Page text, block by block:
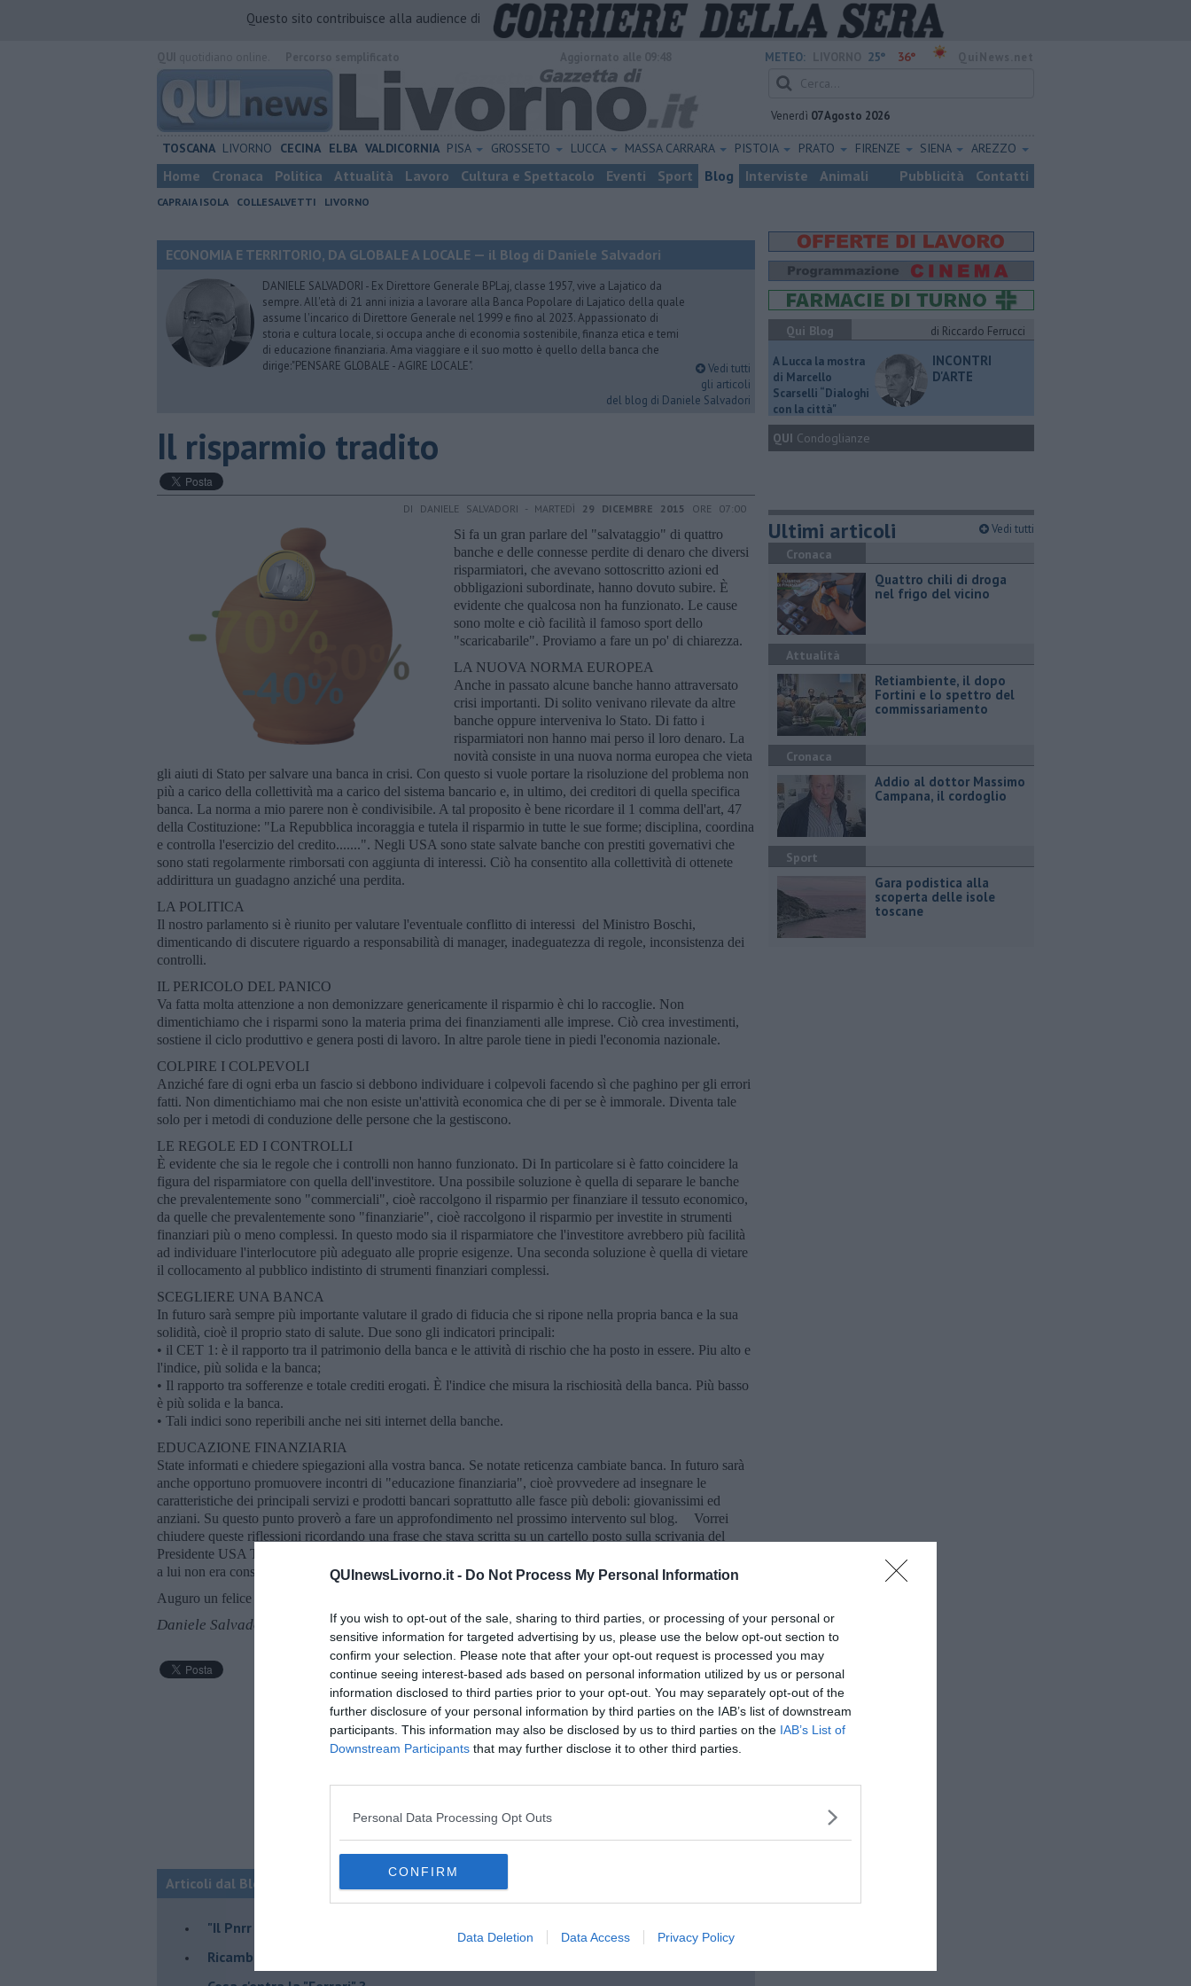
QUInewsLivorno.it - Do Not Process My Personal Information
If you wish to opt-out of the sale, sharing to third parties, or processing of your personal or
sensitive information for targeted advertising by us, please use the below opt-out section to
confirm your selection. Please note that after your opt-out request is processed you may
continue seeing interest-based ads based on personal information utilized by us or personal
information disclosed to third parties prior to your opt-out. You may separately opt-out of the
further disclosure of your personal information by third parties on the IAB’s list of downstream
participants. This information may also be disclosed by us to third parties on the IAB’s List of
Downstream Participants that may further disclose it to other third parties.
Personal Data Processing Opt Outs
CONFIRM
Data Deletion Data Access Privacy Policy
Questo sito contribuisce alla audience di
METEO: 25° 36°
Venerdì 07 Agosto 2026
TOSCANA LIVORNO CECINA ELBA VALDICORNIA PISA GROSSETO LUCCA MASSA CARRARA PISTOIA PRATO FIRENZE SIENA AREZZO
Home Cronaca Politica Attualità Lavoro Cultura e Spettacolo Eventi Sport Blog Interviste Animali Pubblicità Contatti
CAPRAIA ISOLA COLLESALVETTI LIVORNO
ECONOMIA E TERRITORIO, DA GLOBALE A LOCALE — il Blog di Daniele Salvadori
DANIELE SALVADORI - Ex Direttore Generale BPLaj, classe 1957, vive a Lajatico da
sempre. All'età di 21 anni inizia a lavorare alla Banca Popolare di Lajatico della quale
assume l'incarico di Direttore Generale nel 1999 e fino al 2023. Appassionato di
storia e cultura locale, si occupa anche di economia sostenibile, finanza etica e temi
di educazione finanziaria. Ama viaggiare e il suo motto è quello della banca che
dirige:"PENSARE GLOBALE - AGIRE LOCALE".
Vedi tutti
gli articoli
del blog di Daniele Salvadori
Il risparmio tradito
DI DANIELE SALVADORI - MARTEDÌ 29 DICEMBRE 2015 ORE 07:00
Si fa un gran parlare del "salvataggio" di quattro
banche e delle connesse perdite di denaro che diversi
risparmiatori, che avevano sottoscritto azioni ed
obbligazioni subordinate, hanno dovuto subire. È
evidente che qualcosa non ha funzionato. Le cause
sono molte e ciò facilità il famoso sport dello
"scaricabarile". Proviamo a fare un po' di chiarezza.
LA NUOVA NORMA EUROPEA
Anche in passato alcune banche hanno attraversato
crisi importanti. Di solito venivano rilevate da altre
banche oppure interveniva lo Stato. Di fatto i
risparmiatori non hanno mai perso il loro denaro. La
novità consiste in una nuova norma europea che vieta
gli aiuti di Stato per salvare una banca in crisi. Con questo si vuole portare la risoluzione del problema non
più a carico della collettività ma a carico del sistema bancario e, in ultimo, dei creditori di quella specifica
banca. La norma a mio parere non è condivisibile. A tal proposito è bene ricordare il 1 comma dell'art, 47
della Costituzione: "La Repubblica incoraggia e tutela il risparmio in tutte le sue forme; disciplina, coordina
e controlla l'esercizio del credito.......". Negli USA sono state salvate banche con prestiti governativi che
sono stati regolarmente rimborsati con aggiunta di interessi. Ciò ha consentito alla collettività di ottenete
addirittura un guadagno anziché una perdita.
LA POLITICA
Il nostro parlamento si è riunito per valutare l'eventuale conflitto di interessi del Ministro Boschi,
dimenticando di discutere riguardo a responsabilità di manager, inadeguatezza di regole, inconsistenza dei
controlli.
IL PERICOLO DEL PANICO
Va fatta molta attenzione a non demonizzare genericamente il risparmio è chi lo raccoglie. Non
dimentichiamo che i risparmi sono la materia prima dei finanziamenti alle imprese. Ciò crea investimenti,
sostiene il ciclo produttivo e genera posti di lavoro. In altre parole tiene in piedi l'economia nazionale.
COLPIRE I COLPEVOLI
Anziché fare di ogni erba un fascio si debbono individuare i colpevoli facendo sì che paghino per gli errori
fatti. Non dimentichiamo mai che non esiste un'attività economica che di per se è immorale. Diventa tale
solo per i metodi di conduzione delle persone che la gestiscono.
LE REGOLE ED I CONTROLLI
È evidente che sia le regole che i controlli non hanno funzionato. Di In particolare si è fatto coincidere la
figura del risparmiatore con quella dell'investitore. Una possibile soluzione è quella di separare le banche
che prevalentemente sono "commerciali", cioè raccolgono il risparmio per finanziare il tessuto economico,
da quelle che prevalentemente sono "finanziarie", cioè raccolgono il risparmio per investite in strumenti
finanziari più o meno complessi. In questo modo sia il risparmiatore che l'investitore avrebbero più facilità
ad individuare l'interlocutore più adeguato alle proprie esigenze. Una seconda soluzione è quella di vietare
il collocamento al pubblico indistinto di strumenti finanziari complessi.
SCEGLIERE UNA BANCA
In futuro sarà sempre più importante valutare il grado di fiducia che si ripone nella propria banca e la sua
solidità, cioè il proprio stato di salute. Due sono gli indicatori principali:
• il CET 1: è il rapporto tra il patrimonio della banca e le attività di rischio che ha posto in essere. Piu alto e
l'indice, più solida e la banca;
• Il rapporto tra sofferenze e totale crediti erogati. È l'indice che misura la rischiosità della banca. Più basso
è più solida e la banca.
• Tali indici sono reperibili anche nei siti internet della banche.
EDUCAZIONE FINANZIARIA
State informati e chiedere spiegazioni alla vostra banca. Se notate reticenza cambiate banca. In futuro sarà
anche opportuno promuovere incontri di "educazione finanziaria", cioè provvedere ad insegnare le
caratteristiche dei principali servizi e prodotti bancari soprattutto alle fasce più deboli: giovanissimi ed
anziani. Su questo punto proverò a fare un approfondimento nel prossimo intervento sul blog. Vorrei
chiudere queste riflessioni ricordando una frase che stava scritta su un cartello posto sulla scrivania del
Presidente USA Truman: "The back stops here" che significa "Il barile si ferma qui". Voleva ricordare che
a lui non era consentito fare lo "scaricabarile". Diffidate di chi da sempre la colpa agli altri.
Auguro un felice anno nuovo.
Daniele Salvadori
Articoli dal Blog “Economia e territorio, da globale a locale” di Daniele Salvadori
"Il Pnrr può essere il nostro Piano Marshall"
Ricambio generazionale
Qui Blog
di Riccardo Ferrucci
A Lucca la mostra
di Marcello
Scarselli “Dialoghi
con la città"
INCONTRI
D'ARTE
QUI Condoglianze
Ultimi articoli Vedi tutti
Cronaca
Quattro chili di droga
nel frigo del vicino
Attualità
Retiambiente, il dopo
Fortini e lo spettro del
commissariamento
Cronaca
Addio al dottor Massimo
Campana, il cordoglio
Sport
Gara podistica alla
scoperta delle isole
toscane